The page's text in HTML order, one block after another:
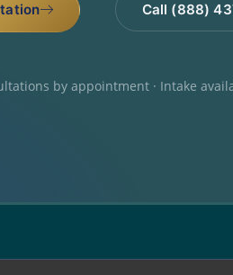
Call (888)
by appointment · Intake